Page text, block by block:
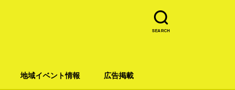
SEARCH
地域イベント情報 広告掲載